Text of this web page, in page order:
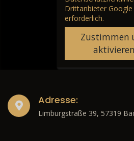
Drittanbieter Google
erforderlich.
Zustimmen
aktivieren
Adresse:
Limburgstraße 39, 57319